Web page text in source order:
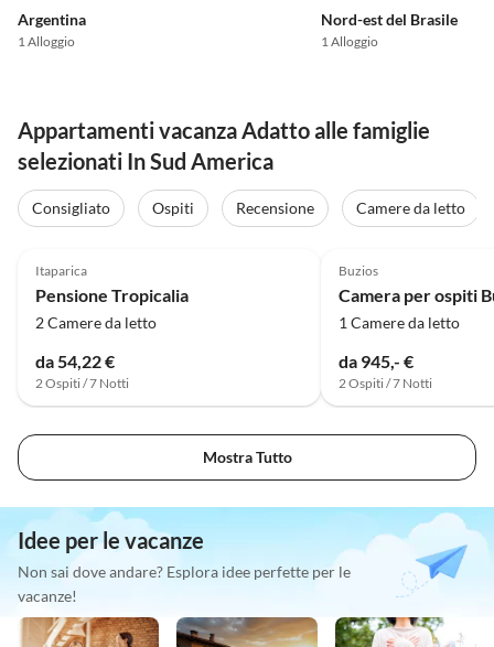
Argentina
1 Alloggio
Nord-est del Brasile
1 Alloggio
Appartamenti vacanza Adatto alle famiglie
selezionati In Sud America
Consigliato Ospiti Recensione Camere da letto
Itaparica
Pensione Tropicalia
2 Camere da letto
da 54,22 €
2 Ospiti / 7 Notti
Buzios
Camera per ospiti
1 Camere da letto
da 945,- €
2 Ospiti / 7 Notti
Mostra Tutto
Idee per le vacanze
Non sai dove andare? Esplora idee perfette per le
vacanze!